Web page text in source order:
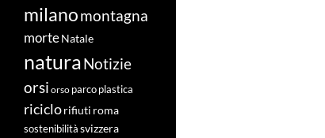
milanomontagna
morteNatale
naturaNotizie
orsi orso parco plastica
riciclorifiuti roma
sostenibilità svizzera